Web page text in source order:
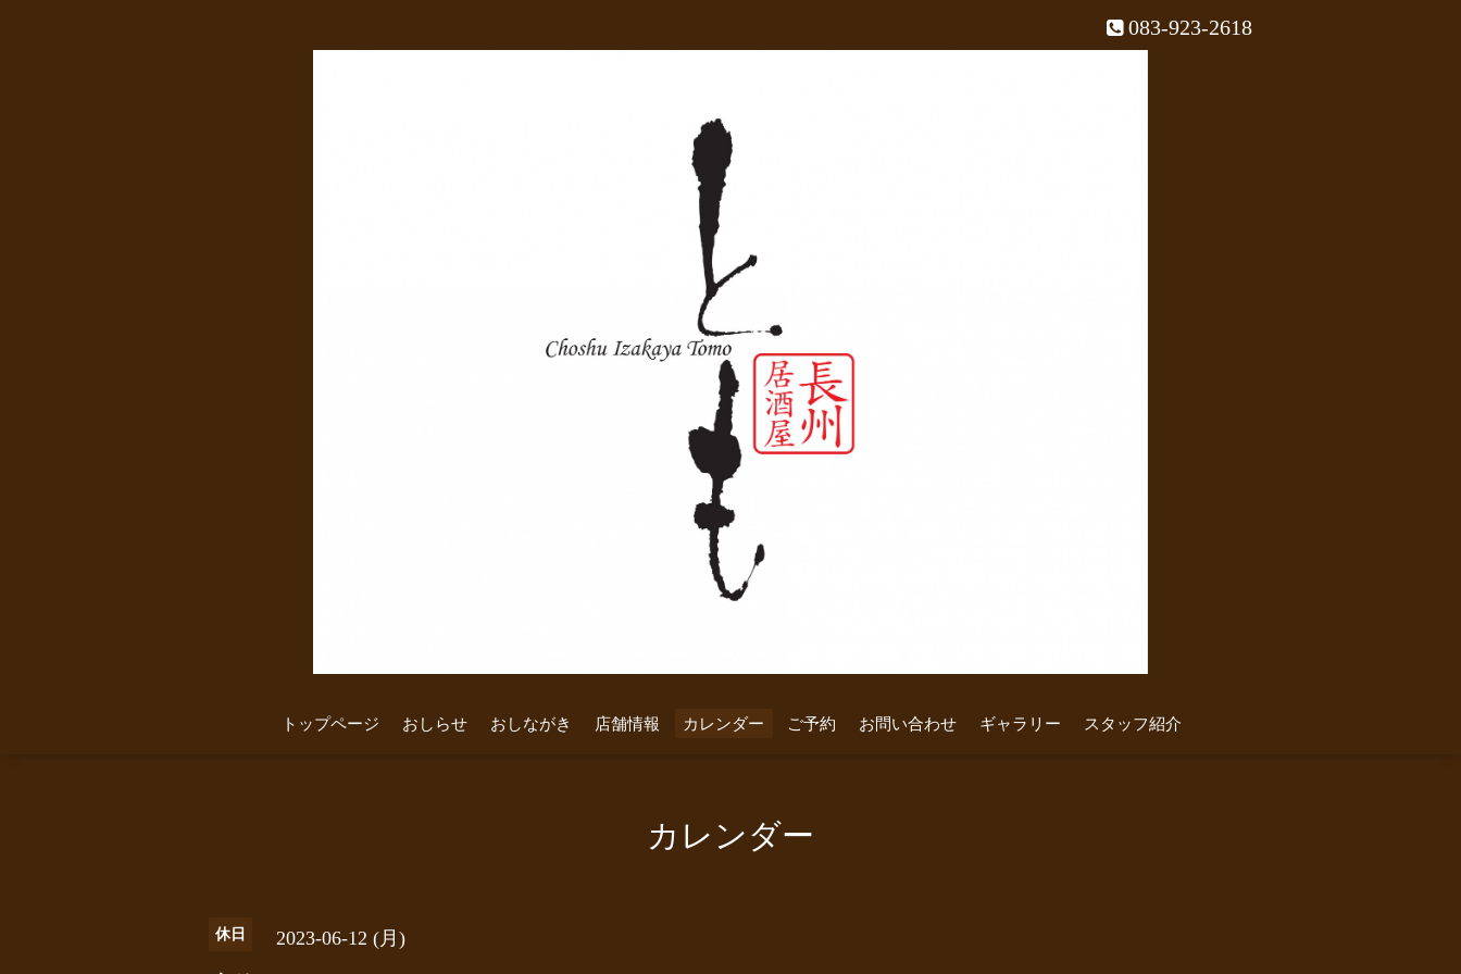
083-923-2618
トップページ おしらせ おしながき 店舗情報 カレンダー ご予約 お問い合わせ ギャラリー スタッフ紹介
カレンダー
休日 2023-06-12 (月)